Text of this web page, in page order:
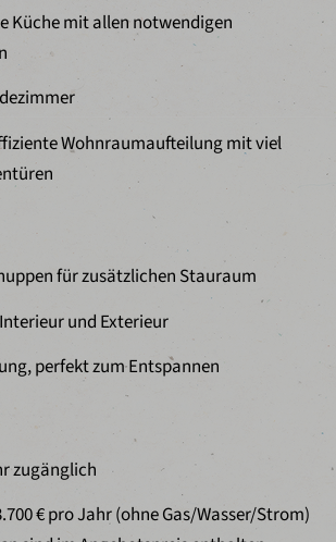
Küche mit allen notwendigen
Wohnraumaufteilung mit viel
für zusätzlichen Stauraum
und Exterieur
perfekt zum Entspannen
zugänglich
€ pro Jahr (ohne Gas/Wasser/Strom)